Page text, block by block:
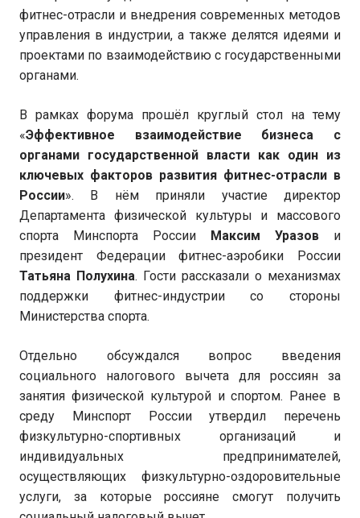
фитнес-отрасли и внедрения современных методов
управления в индустрии, а также делятся идеями и
проектами по взаимодействию с государственными
органами.
В рамках форума прошёл круглый стол на тему
«Эффективное взаимодействие бизнеса с
органами государственной власти как один из
ключевых факторов развития фитнес-отрасли в
России». В нём приняли участие директор
Департамента физической культуры и массового
спорта Минспорта России Максим Уразов и
президент Федерации фитнес-аэробики России
Татьяна Полухина. Гости рассказали о механизмах
поддержки фитнес-индустрии со стороны
Министерства спорта.
Отдельно обсуждался вопрос введения
социального налогового вычета для россиян за
занятия физической культурой и спортом. Ранее в
среду Минспорт России утвердил перечень
физкультурно-спортивных организаций и
индивидуальных предпринимателей,
осуществляющих физкультурно-оздоровительные
услуги, за которые россияне смогут получить